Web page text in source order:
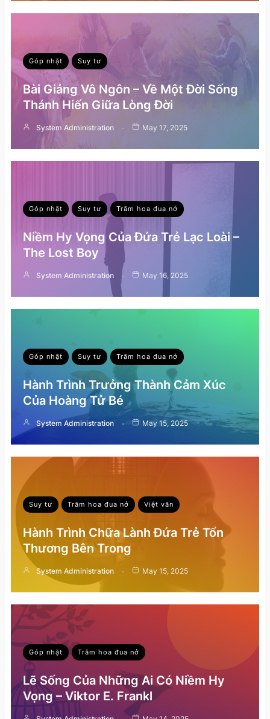
Góp nhặt Suy tư
Bài Giảng Vô Ngôn – Về Một Đời Sống
Thánh Hiến Giữa Lòng Đời
System Administration May 17, 2025
Góp nhặt Suy tư Trăm hoa đua nở
Niềm Hy Vọng Của Đứa Trẻ Lạc Loài –
The Lost Boy
System Administration May 16, 2025
Góp nhặt Suy tư Trăm hoa đua nở
Hành Trình Trưởng Thành Cảm Xúc
Của Hoàng Tử Bé
System Administration May 15, 2025
Suy tư Trăm hoa đua nở Việt văn
Hành Trình Chữa Lành Đứa Trẻ Tổn
Thương Bên Trong
System Administration May 15, 2025
Góp nhặt Trăm hoa đua nở
Lẽ Sống Của Những Ai Có Niềm Hy
Vọng – Viktor E. Frankl